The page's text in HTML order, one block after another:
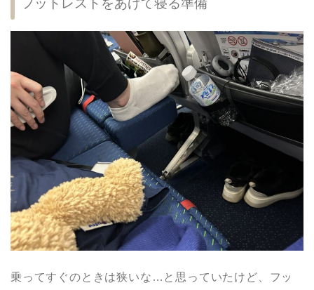
フットレストをあげて寝る準備
乗ってすぐのときは狭いな…と思っていたけど、フッ